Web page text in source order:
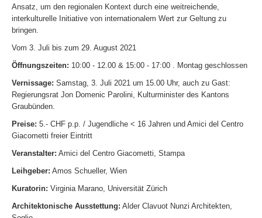
Ansatz, um den regionalen Kontext durch eine weitreichende,
interkulturelle Initiative von internationalem Wert zur Geltung zu
bringen.
Vom 3. Juli bis zum 29. August 2021
Öffnungszeiten: 10:00 - 12.00 & 15:00 - 17:00 . Montag geschlossen
Vernissage: Samstag, 3. Juli 2021 um 15.00 Uhr, auch zu Gast:
Regierungsrat Jon Domenic Parolini, Kulturminister des Kantons
Graubünden.
Preise: 5.- CHF p.p. / Jugendliche < 16 Jahren und Amici del Centro
Giacometti freier Eintritt
Veranstalter: Amici del Centro Giacometti, Stampa
Leihgeber: Amos Schueller, Wien
Kuratorin: Virginia Marano, Universität Zürich
Architektonische Ausstettung: Alder Clavuot Nunzi Architekten,